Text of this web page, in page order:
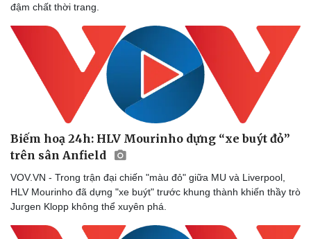
đậm chất thời trang.
Biếm hoạ 24h: HLV Mourinho dựng “xe buýt đỏ”
trên sân Anfield
VOV.VN - Trong trận đại chiến "màu đỏ" giữa MU và Liverpool,
HLV Mourinho đã dựng "xe buýt" trước khung thành khiến thầy trò
Jurgen Klopp không thể xuyên phá.